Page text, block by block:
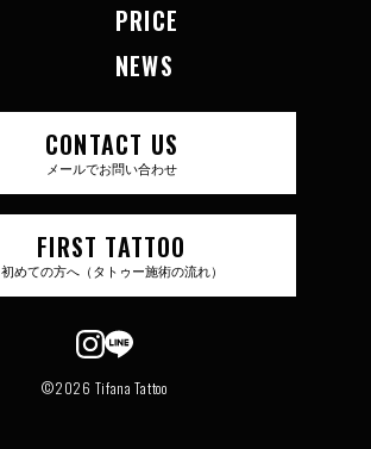
PRICE
NEWS
CONTACT US
メールでお問い合わせ
FIRST TATTOO
初めての方へ（タトゥー施術の流れ）
©2026 Tifana Tattoo